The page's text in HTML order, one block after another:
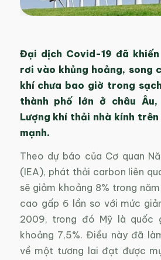
Đại dịch Covid-19 đã
rơi vào khủng hoảng, song
khí chưa bao giờ trong
thành phố lớn ở châu
Lượng khí thải nhà kính
mạnh.
Theo dự báo của Cơ quan
(IEA), phát thải carbon liên
sẽ giảm khoảng 8% trong
cao gấp 6 lần so với mức
2009, trong đó Mỹ là quốc
khoảng 7,5%. Điều này đã
về một tương lai đạt được